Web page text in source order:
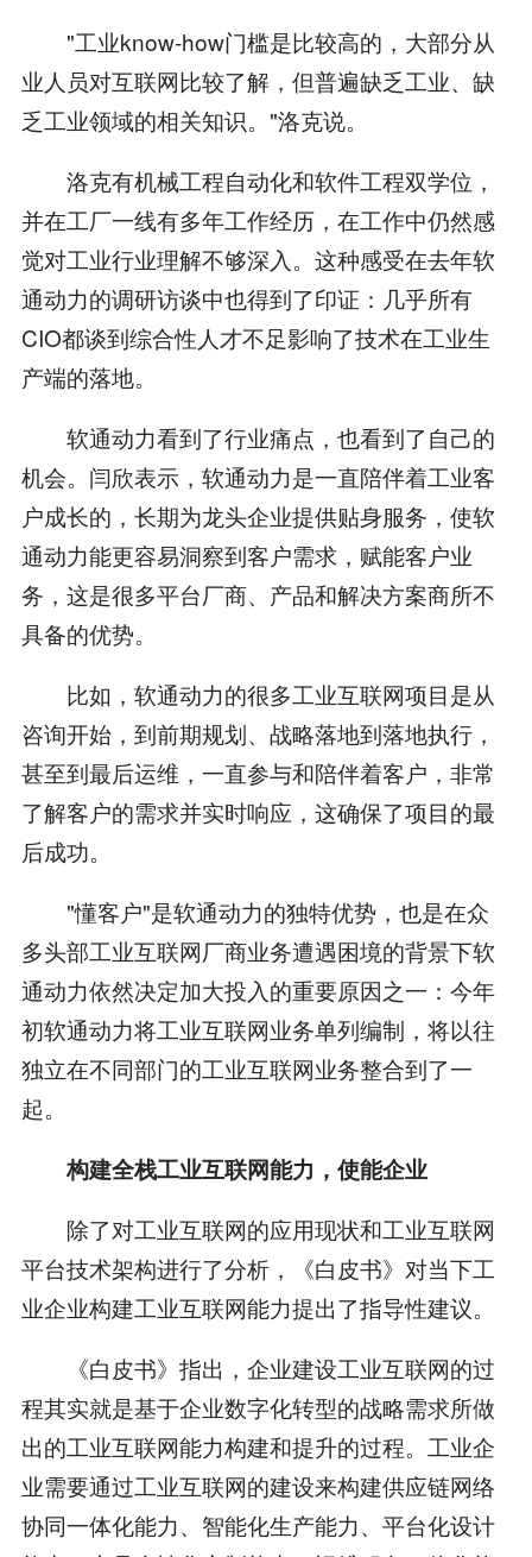
"工业know-how门槛是比较高的，大部分从
业人员对互联网比较了解，但普遍缺乏工业、缺
乏工业领域的相关知识。"洛克说。
洛克有机械工程自动化和软件工程双学位，
并在工厂一线有多年工作经历，在工作中仍然感
觉对工业行业理解不够深入。这种感受在去年软
通动力的调研访谈中也得到了印证：几乎所有
CIO都谈到综合性人才不足影响了技术在工业生
产端的落地。
软通动力看到了行业痛点，也看到了自己的
机会。闫欣表示，软通动力是一直陪伴着工业客
户成长的，长期为龙头企业提供贴身服务，使软
通动力能更容易洞察到客户需求，赋能客户业
务，这是很多平台厂商、产品和解决方案商所不
具备的优势。
比如，软通动力的很多工业互联网项目是从
咨询开始，到前期规划、战略落地到落地执行，
甚至到最后运维，一直参与和陪伴着客户，非常
了解客户的需求并实时响应，这确保了项目的最
后成功。
"懂客户"是软通动力的独特优势，也是在众
多头部工业互联网厂商业务遭遇困境的背景下软
通动力依然决定加大投入的重要原因之一：今年
初软通动力将工业互联网业务单列编制，将以往
独立在不同部门的工业互联网业务整合到了一
起。
构建全栈工业互联网能力，使能企业
除了对工业互联网的应用现状和工业互联网
平台技术架构进行了分析，《白皮书》对当下工
业企业构建工业互联网能力提出了指导性建议。
《白皮书》指出，企业建设工业互联网的过
程其实就是基于企业数字化转型的战略需求所做
出的工业互联网能力构建和提升的过程。工业企
业需要通过工业互联网的建设来构建供应链网络
协同一体化能力、智能化生产能力、平台化设计